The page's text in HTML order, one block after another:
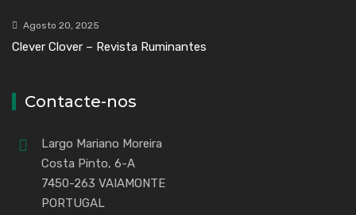
Agosto 20, 2025
Clever Clover – Revista Ruminantes
Contacte-nos
Largo Mariano Moreira
Costa Pinto, 6-A
7450-263 VAIAMONTE
PORTUGAL